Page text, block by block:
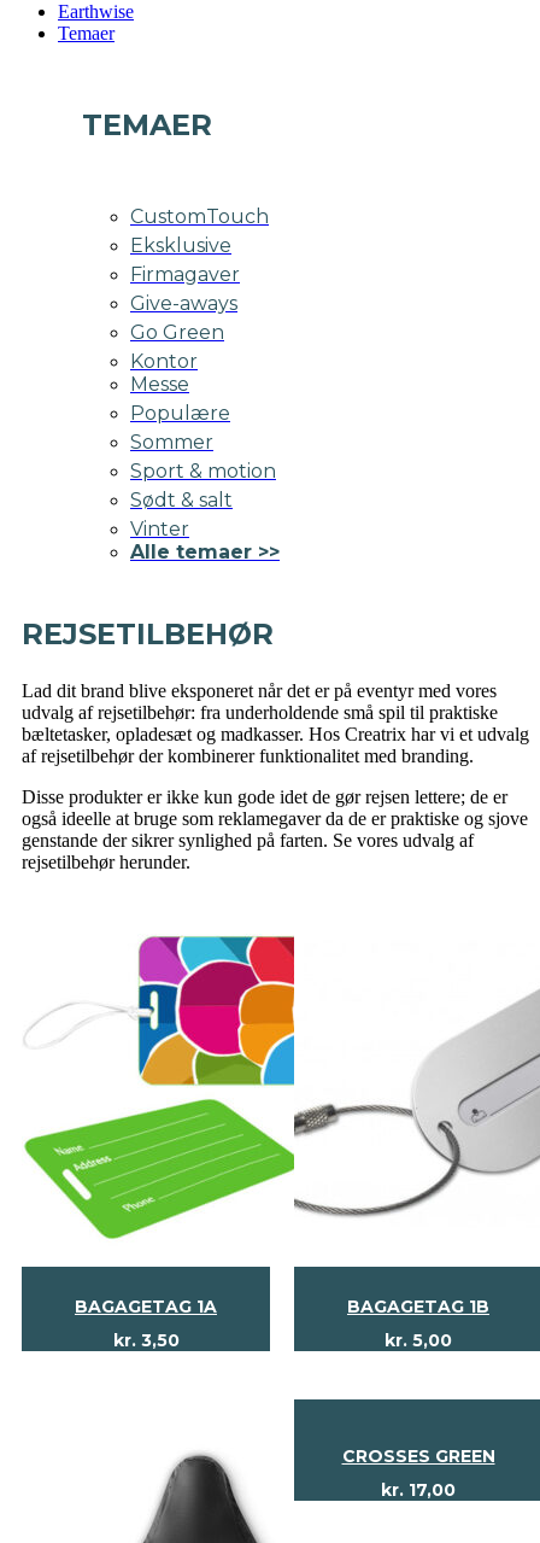
Earthwise
Temaer
TEMAER
CustomTouch
Eksklusive
Firmagaver
Give-aways
Go Green
Kontor
Messe
Populære
Sommer
Sport & motion
Sødt & salt
Vinter
Alle temaer >>
REJSETILBEHØR
Lad dit brand blive eksponeret når det er på eventyr med vores
udvalg af rejsetilbehør: fra underholdende små spil til praktiske
bæltetasker, opladesæt og madkasser. Hos Creatrix har vi et udvalg
af rejsetilbehør der kombinerer funktionalitet med branding.
Disse produkter er ikke kun gode idet de gør rejsen lettere; de er
også ideelle at bruge som reklamegaver da de er praktiske og sjove
genstande der sikrer synlighed på farten. Se vores udvalg af
rejsetilbehør herunder.
BAGAGETAG 1A
kr.3,50
BAGAGETAG 1B
kr. 5,00
CROSSES GREEN
kr. 17,00